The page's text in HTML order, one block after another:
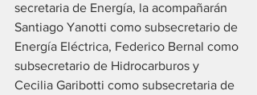
secretaria de Energía, la acompañarán
Santiago Yanotti como subsecretario de
Energía Eléctrica, Federico Bernal como
subsecretario de Hidrocarburos y
Cecilia Garibotti como subsecretaria de